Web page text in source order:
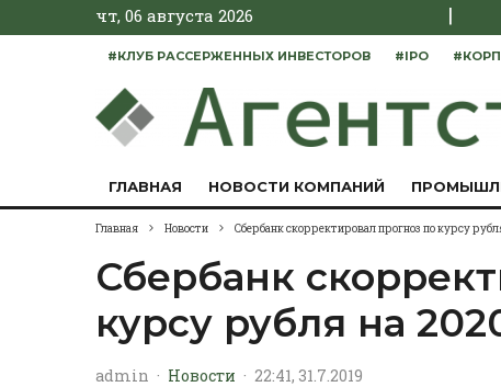
чт, 06 августа 2026 |
#КЛУБ РАССЕРЖЕННЫХ ИНВЕСТОРОВ #IPO
ГЛАВНАЯ НОВОСТИ КОМПАНИЙ
Главная Новости Сбербанк скорректировал прогноз по курсу
Сбербанк
курсу рубля на
admin · Новости · 22:41, 31.7.2019